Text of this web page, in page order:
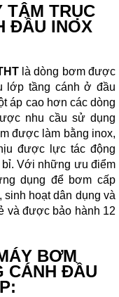
TÂM TRỤC
ĐẦU INOX
là dòng bơm được
lớp tầng cánh ở đầu
áp cao hơn các dòng
nhu cầu sử dụng
được làm bằng inox,
được lực tác động
bỉ. Với những ưu điểm
dụng để bơm cấp
hoạt dân dụng và
và được bảo hành 12
BƠM
CÁNH ĐẦU